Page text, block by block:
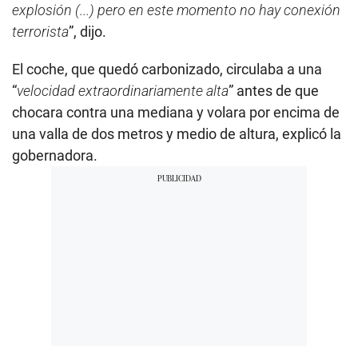
explosión (...) pero en este momento no hay conexión
terrorista”, dijo.
El coche, que quedó carbonizado, circulaba a una
“velocidad extraordinariamente alta” antes de que
chocara contra una mediana y volara por encima de
una valla de dos metros y medio de altura, explicó la
gobernadora.